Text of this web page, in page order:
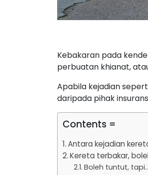
Kebakaran pada
perbuatan khianat,
Apabila kejadian
daripada pihak
Contents =
Antara kejadian
Kereta terbakar,
Boleh tuntut,